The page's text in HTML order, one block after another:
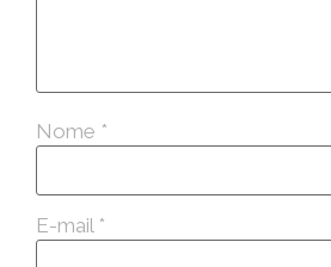
Nome *
E-mail *